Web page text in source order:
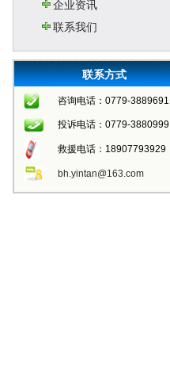
企业资讯
联系我们
联系方式
咨询电话：0779-3889691
投诉电话：0779-3880999
救援电话：18907793929
bh.yintan@163.com